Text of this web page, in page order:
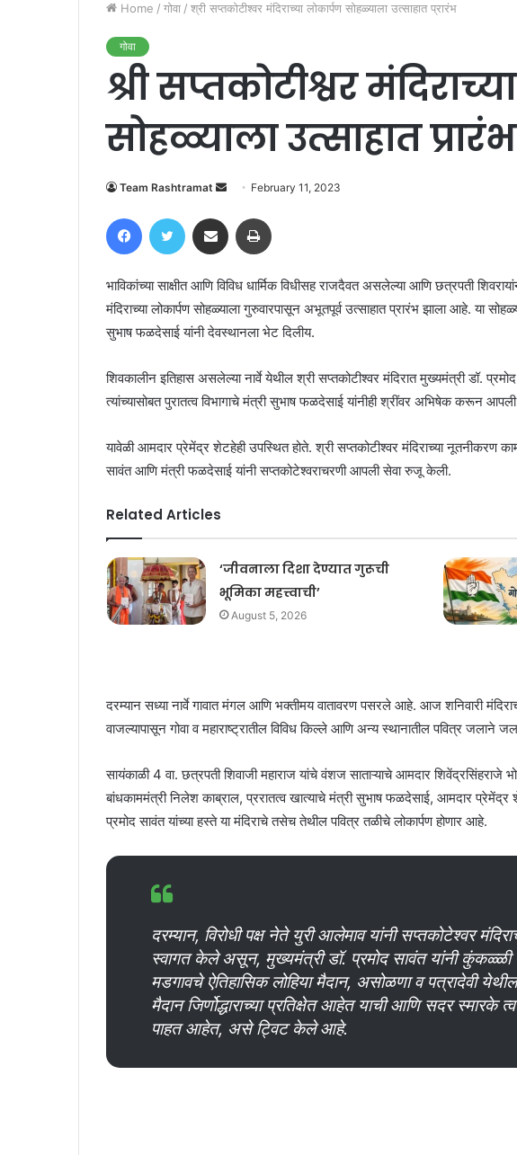
Home / गोवा / श्री सप्तकोटीश्वर मंदिराच्या लोकार्पण सोहळ्याला उत्साहात प्रारंभ
गोवा
श्री सप्तकोटीश्वर
सोहळ्याला उत्साहात प्रारंभ
Team Rashtramat
Send
email
February 11, 2023
FacebookTwitter Share via Email
भाविकांच्या साक्षीत आणि विविध धार्मिक विधीसह राजदैवत असलेल्या आणि छत्रपती
मंदिराच्या लोकार्पण सोहळ्याला गुरुवारपासून अभूतपूर्व उत्साहात प्रारंभ झाला आहे. या
सुभाष फळदेसाई यांनी देवस्थानला भेट दिलीय.
शिवकालीन इतिहास असलेल्या नार्वे येथील श्री सप्तकोटीश्वर मंदिरात मुख्यमंत्री डॉ.
त्यांच्यासोबत पुरातत्व विभागाचे मंत्री सुभाष फळदेसाई यांनीही श्रींवर अभिषेक करून
यावेळी आमदार प्रेमेंद्र शेटहेही उपस्थित होते. श्री सप्तकोटीश्वर मंदिराच्या नूतनीकरण
सावंत आणि मंत्री फळदेसाई यांनी सप्तकोटेश्वराचरणी आपली सेवा रुजू केली.
Related Articles
‘जीवनाला दिशा देण्यात गुरूची
भूमिका महत्त्वाची’
August 5, 2026
दरम्यान सध्या नार्वे गावात मंगल आणि भक्तीमय वातावरण पसरले आहे. आज शनिवारी
वाजल्यापासून गोवा व महाराष्ट्रातील विविध किल्ले आणि अन्य स्थानातील पवित्र जलाने
सायंकाळी 4 वा. छत्रपती शिवाजी महाराज यांचे वंशज साताऱ्याचे आमदार शिवेंद्रसिंहराजे
बांधकाममंत्री निलेश काब्राल, प्ररातत्व खात्याचे मंत्री सुभाष फळदेसाई, आमदार प्रेमेंद्र
प्रमोद सावंत यांच्या हस्ते या मंदिराचे तसेच तेथील पवित्र तळीचे लोकार्पण होणार आहे.
दरम्यान, विरोधी पक्ष नेते युरी आलेमाव यांनी सप्तकोटेश्वर
स्वागत केले असून, मुख्यमंत्री डॉ. प्रमोद सावंत यांनी कुंकळ्ळी
मडगावचे ऐतिहासिक लोहिया मैदान, असोळणा व पत्रादेवी
मैदान जिर्णोद्धाराच्या प्रतिक्षेत आहेत याची आणि सदर स्मारके
पाहत आहेत, असे ट्विट केले आहे.